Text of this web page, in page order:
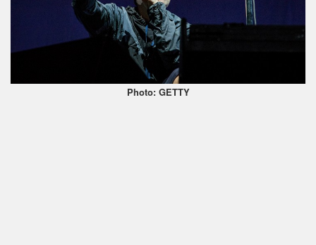
Photo: GETTY